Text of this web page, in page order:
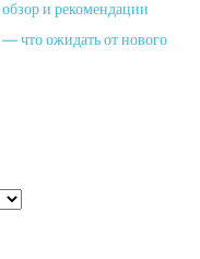
и рекомендации
что ожидать от нового